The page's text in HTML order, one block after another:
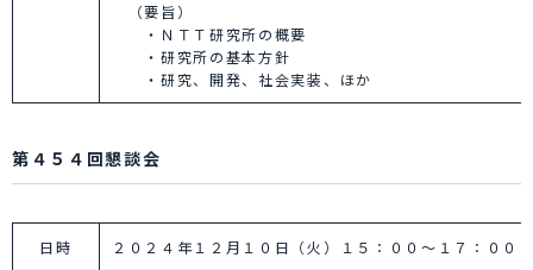
（要旨）
・ＮＴＴ研究所の概要
・研究所の基本方針
・研究、開発、社会実装、ほか
第４５４回懇談会
日時 ２０２４年１２月１０日（火）１５：００～１７：００